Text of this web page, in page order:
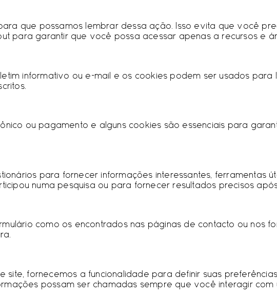
que possamos lembrar dessa ação. Isso evita que você
para garantir que você possa acessar apenas a recursos e
informativo ou e-mail e os cookies podem ser usados
ou pagamento e alguns cookies são essenciais para
para fornecer informações interessantes, ferramentas
numa pesquisa ou para fornecer resultados precisos
como os encontrados nas páginas de contacto ou nos
site, fornecemos a funcionalidade para definir suas
possam ser chamadas sempre que você interagir